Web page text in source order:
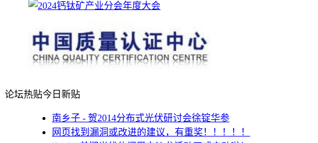
论坛热贴今日新贴
南乡子 - 贺2014分布式光伏研讨会徐锭华参
网页找到漏洞或改进的建议，有重奖！！！！！